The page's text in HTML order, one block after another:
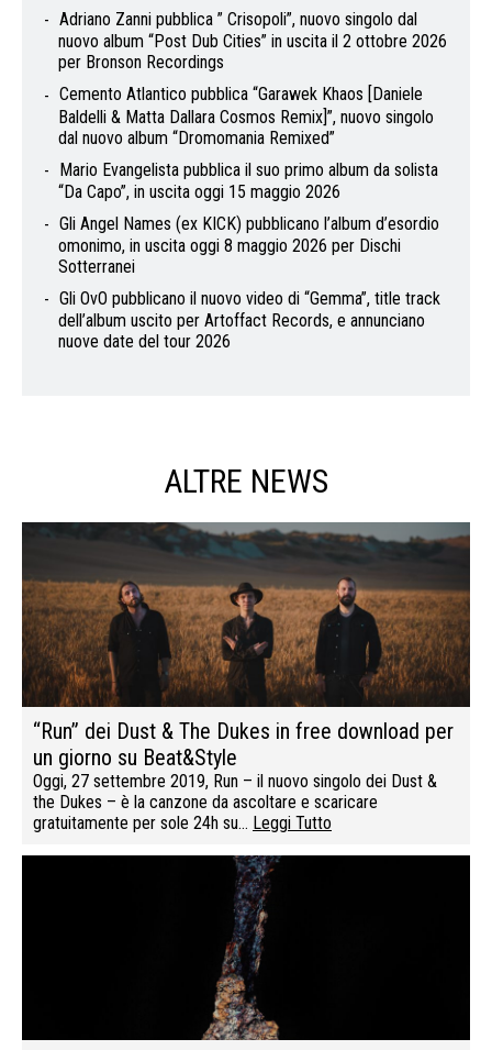
Adriano Zanni pubblica ” Crisopoli”, nuovo singolo dal
nuovo album “Post Dub Cities” in uscita il 2 ottobre 2026
per Bronson Recordings
Cemento Atlantico pubblica “Garawek Khaos [Daniele
Baldelli & Matta Dallara Cosmos Remix]”, nuovo singolo
dal nuovo album “Dromomania Remixed”
Mario Evangelista pubblica il suo primo album da solista
“Da Capo”, in uscita oggi 15 maggio 2026
Gli Angel Names (ex KICK) pubblicano l’album d’esordio
omonimo, in uscita oggi 8 maggio 2026 per Dischi
Sotterranei
Gli OvO pubblicano il nuovo video di “Gemma”, title track
dell’album uscito per Artoffact Records, e annunciano
nuove date del tour 2026
ALTRE NEWS
“Run” dei Dust & The Dukes in free download per
un giorno su Beat&Style
Oggi, 27 settembre 2019, Run – il nuovo singolo dei Dust &
the Dukes – è la canzone da ascoltare e scaricare
gratuitamente per sole 24h su… Leggi Tutto